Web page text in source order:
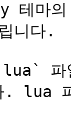
마의
니다.
파
. lua